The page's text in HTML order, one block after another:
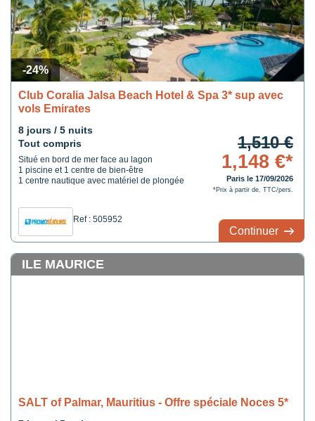
-24%
Club Coralia Jalsa Beach Hotel & Spa 3* sup avec
vols Emirates
8 jours / 5 nuits
Tout compris
Situé en bord de mer face au lagon
1 piscine et 1 centre de bien-être
1 centre nautique avec matériel de plongée
Ref : 505952
1,510 €
1,148 €*
Paris le 17/09/2026
*Prix à partir de, TTC/pers.
Continuer
ILE MAURICE
SALT of Palmar, Mauritius - Offre spéciale Noces 5*